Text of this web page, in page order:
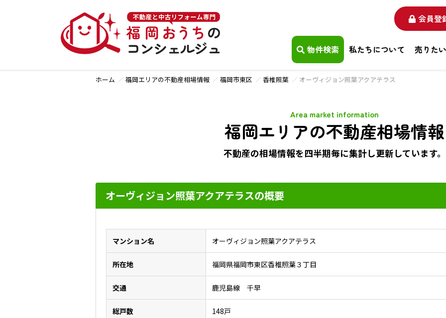
会員登
物件検索 私たちについて 売りたい
ホーム 福岡エリアの不動産相場情報 福岡市東区 香椎照葉 オーヴィジョン照葉アクアテラス
福岡エリアの不動産相場情報
Area market information
不動産の相場情報を四半期毎に集計し更新しています。
オーヴィジョン照葉アクアテラスの概要
マンション名 オーヴィジョン照葉アクアテラス
所在地 福岡県福岡市東区香椎照葉３丁目
交通 鹿児島線 千早
総戸数 148戸